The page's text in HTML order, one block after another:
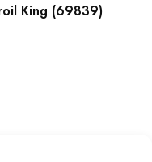
King (69839)